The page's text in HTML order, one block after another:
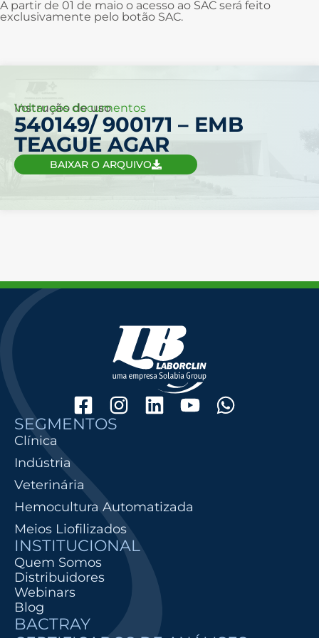
A partir de 01 de maio o acesso ao SAC será feito
exclusivamente pelo botão SAC.
Voltar aos documentos
Instrução de uso
540149/ 900171 – EMB
TEAGUE AGAR
BAIXAR O ARQUIVO
SEGMENTOS
Clínica
Indústria
Veterinária
Hemocultura Automatizada
Meios Liofilizados
INSTITUCIONAL
Quem Somos
Distribuidores
Webinars
Blog
BACTRAY